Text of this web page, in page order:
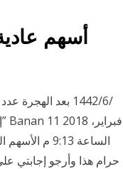
أسهم
الساعة
حرام هذا وأرجو إجابتي